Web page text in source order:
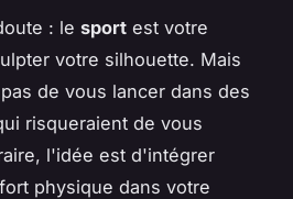
: le sport est votre
votre silhouette. Mais
de vous lancer dans des
risqueraient de vous
l'idée est d'intégrer
physique dans votre